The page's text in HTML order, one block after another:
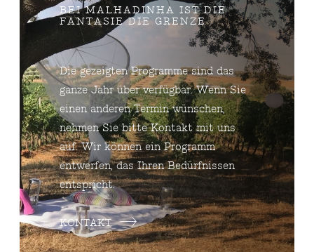
BEI MALHADINHA IST DIE
FANTASIE DIE GRENZE
Die gezeigten Programme sind das
ganze Jahr über verfügbar. Wenn Sie
einen anderen Termin wünschen,
nehmen Sie bitte Kontakt mit uns
auf. Wir können ein Programm
entwerfen, das Ihren Bedürfnissen
entspricht.
KONTAKT